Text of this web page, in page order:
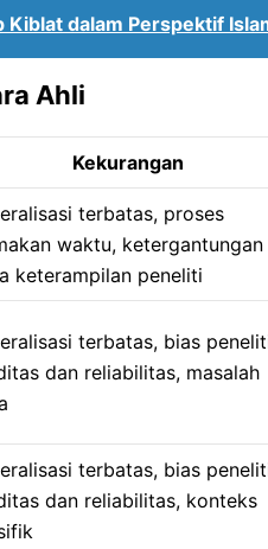
Kiblat dalam Perspektif
Ahli
Kekurangan
terbatas, proses
waktu, ketergantungan
keterampilan peneliti
terbatas, bias
dan reliabilitas, masalah
terbatas, bias
dan reliabilitas, konteks